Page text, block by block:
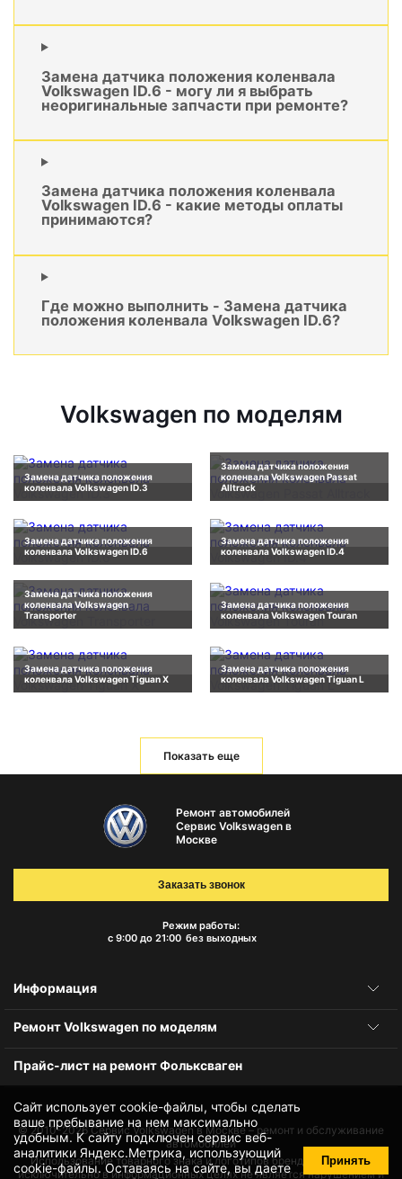
Замена датчика положения коленвала
Volkswagen ID.6 - могу ли я выбрать
неоригинальные запчасти при ремонте?
Замена датчика положения коленвала
Volkswagen ID.6 - какие методы оплаты
принимаются?
Где можно выполнить - Замена датчика
положения коленвала Volkswagen ID.6?
Volkswagen по моделям
Замена датчика положения
коленвала Volkswagen ID.3
Замена датчика положения
коленвала Volkswagen Passat
Alltrack
Замена датчика положения
коленвала Volkswagen ID.6
Замена датчика положения
коленвала Volkswagen ID.4
Замена датчика положения
коленвала Volkswagen
Transporter
Замена датчика положения
коленвала Volkswagen Touran
Замена датчика положения
коленвала Volkswagen Tiguan X
Замена датчика положения
коленвала Volkswagen Tiguan L
Показать еще
Сайт использует cookie-файлы, чтобы сделать
ваше пребывание на нем максимально
удобным. К cайту подключен сервис веб-
аналитики Яндекс.Метрика, использующий
cookie-файлы. Оставаясь на сайте, вы даете
Принять
Ремонт автомобилей
Сервис Volkswagen в
Москве
Режим работы:
с 9:00 до 21:00 без выходных
Заказать звонок
Информация
Ремонт Volkswagen по моделям
Прайс-лист на ремонт Фольксваген
© 2010-2026Сервис Volkswagen в Москве – ремонт и обслуживание
автомобилей
Использование товарного знака и логотипов бренда происходит
исключительно в информационных целях не является нарушением и